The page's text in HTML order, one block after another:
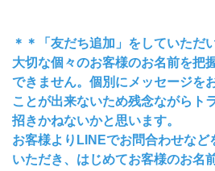
＊＊「友だち追加」をしていただ
大切な個々のお客様のお名前を把
できません。個別にメッセージを
ことが出来ないため残念ながらト
招きかねないかと思います。
お客様よりLINEでお問合わせなど
いただき、はじめてお客様のお名